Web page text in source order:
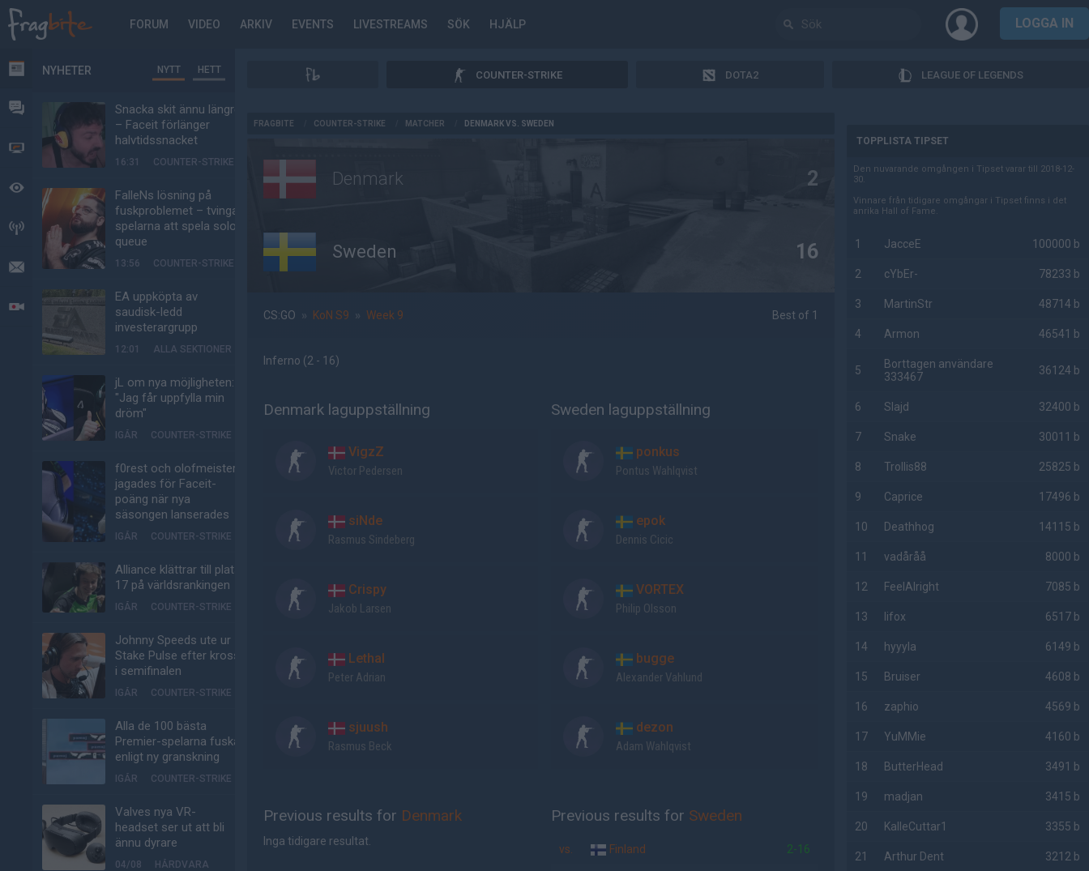
FORUM VIDEO ARKIV EVENTS LIVESTREAMS SÖK HJÄLP LOGGA IN
NYHETER
FORUM
VIDEO
BEVAKAT
HÄNDELSER
MEDDELANDEN
LIVESÄNDNINGAR
NYHETER NYTT HETT
Snacka skit ännu längre
– Faceit förlänger
halvtidssnacket
16:31 COUNTER-STRIKE
FalleNs lösning på
fuskproblemet – tvinga
spelarna att spela solo-
queue
13:56 COUNTER-STRIKE
EA uppköpta av
saudisk-ledd
investerargrupp
12:01 ALLA SEKTIONER
jL om nya möjligheten:
"Jag får uppfylla min
dröm"
IGÅR COUNTER-STRIKE
f0rest och olofmeister
jagades för Faceit-
poäng när nya
säsongen lanserades
IGÅR COUNTER-STRIKE
Alliance klättrar till plats
17 på världsrankingen
IGÅR COUNTER-STRIKE
Johnny Speeds ute ur
Stake Pulse efter kross
i semifinalen
IGÅR COUNTER-STRIKE
Alla de 100 bästa
Premier-spelarna fuskar
enligt ny granskning
IGÅR COUNTER-STRIKE
Valves nya VR-
headset ser ut att bli
ännu dyrare
04/08 HÅRDVARA
COUNTER-STRIKE DOTA2 LEAGUE OF LEGENDS
FRAGBITE COUNTER-STRIKE MATCHER DENMARK VS. SWEDEN
Denmark 2
Sweden 16
CS:GO » KoN S9 » Week 9 Best of 1
Inferno (2 - 16)
Denmark laguppställning
VigzZ
Victor Pedersen
siNde
Rasmus Sindeberg
Crispy
Jakob Larsen
Lethal
Peter Adrian
sjuush
Rasmus Beck
Sweden laguppställning
ponkus
Pontus Wahlqvist
epok
Dennis Cicic
VORTEX
Philip Olsson
bugge
Alexander Vahlund
dezon
Adam Wahlqvist
Previous results for Denmark
Inga tidigare resultat.
Previous results for Sweden
vs. Finland 2-16
TOPPLISTA TIPSET
Den nuvarande omgången i Tipset varar till 2018-12-
30.
Vinnare från tidigare omgångar i Tipset finns i det
anrika Hall of Fame.
1 JacceE 100000 b
2 cYbEr- 78233 b
3 MartinStr 48714 b
4 Armon 46541 b
5
Borttagen användare
333467
36124 b
6 Slajd 32400 b
7 Snake 30011 b
8 Trollis88 25825 b
9 Caprice 17496 b
10 Deathhog 14115 b
11 vadåråå 8000 b
12 FeelAlright 7085 b
13 lifox 6517 b
14 hyyyla 6149 b
15 Bruiser 4608 b
16 zaphio 4569 b
17 YuMMie 4160 b
18 ButterHead 3491 b
19 madjan 3415 b
20 KalleCuttar1 3355 b
21 Arthur Dent 3212 b